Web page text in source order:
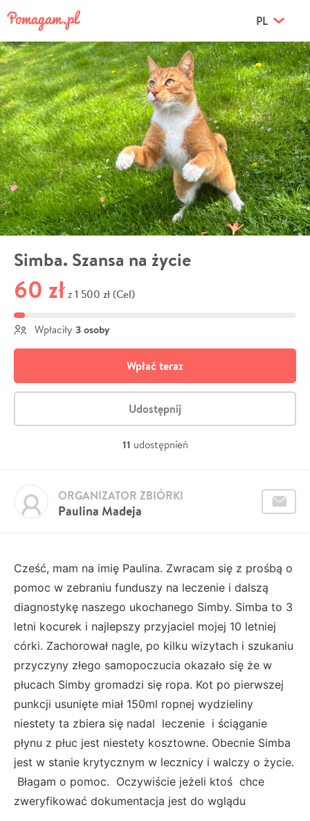
PL
Simba. Szansa na życie
60 zł z 1 500 zł (Cel)
Wpłaciły 3 osoby
Wpłać teraz
Udostępnij
11 udostępnień
Paulina Madeja
ORGANIZATOR ZBIÓRKI
Cześć, mam na imię Paulina. Zwracam się z prośbą o
pomoc w zebraniu funduszy na leczenie i dalszą
diagnostykę naszego ukochanego Simby. Simba to 3
letni kocurek i najlepszy przyjaciel mojej 10 letniej
córki. Zachorował nagle, po kilku wizytach i szukaniu
przyczyny złego samopoczucia okazało się że w
płucach Simby gromadzi się ropa. Kot po pierwszej
punkcji usunięte miał 150ml ropnej wydzieliny
niestety ta zbiera się nadal leczenie i ściąganie
płynu z płuc jest niestety kosztowne. Obecnie Simba
jest w stanie krytycznym w lecznicy i walczy o życie.
Błagam o pomoc. Oczywiście jeżeli ktoś chce
zweryfikować dokumentacja jest do wglądu